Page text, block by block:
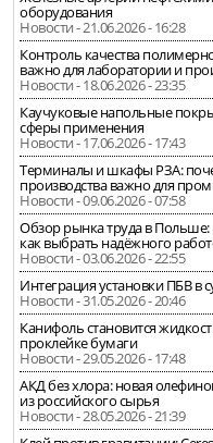
оборудования
Новости - 21.06.2026 - 16:28
Контроль качества
важно для лаборатории и
Новости - 18.06.2026 - 23:35
Каучуковые напольные
сферы применения
Новости - 17.06.2026 - 17:43
Терминалы и шкафы РЗА:
производства важно для
Новости - 09.06.2026 - 07:58
Обзор рынка труда в Польше:
как выбрать надёжного
Новости - 03.06.2026 - 22:55
Интеграция установки ПБВ
Новости - 31.05.2026 - 20:46
Канифоль становится
проклейке бумаги
Новости - 29.05.2026 - 17:48
АКД без хлора: новая
из российского сырья
Новости - 28.05.2026 - 21:39